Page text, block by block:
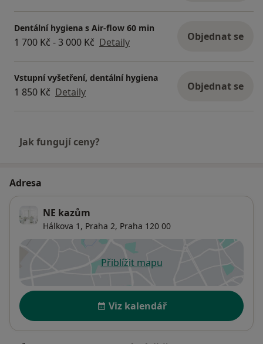
Dentální hygiena s Air-flow 60 min
1 700 Kč - 3 000 Kč Detaily Objednat se
Vstupní vyšetření, dentální hygiena
1 850 Kč Detaily Objednat se
Jak fungují ceny?
Adresa
NE kazům
Hálkova 1, Praha 2, Praha 120 00
Přiblížit mapuse otevře v nové záložce
Dostupnost
Viz kalendář